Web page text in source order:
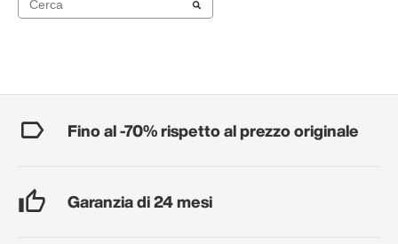
Fino al -70% rispetto al prezzo originale
Garanzia di 24 mesi